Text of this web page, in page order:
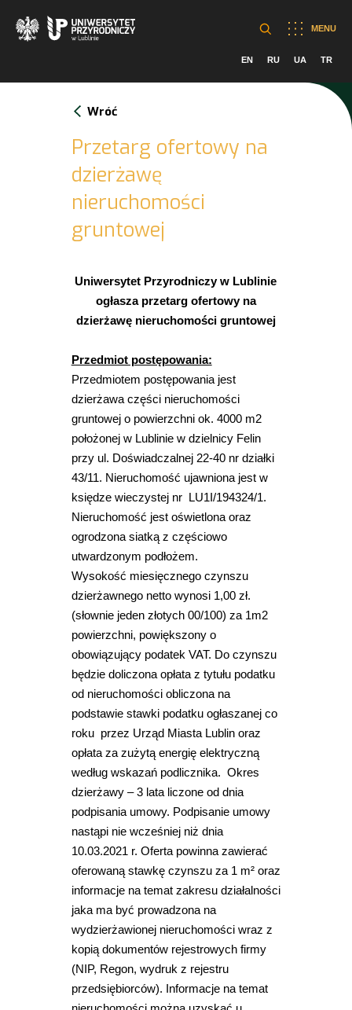
MENU
EN RU UA TR
Wróć
Przetarg ofertowy na
dzierżawę
nieruchomości
gruntowej
Uniwersytet Przyrodniczy w Lublinie
ogłasza przetarg ofertowy na
dzierżawę nieruchomości gruntowej
Przedmiot postępowania:
Przedmiotem postępowania jest
dzierżawa części nieruchomości
gruntowej o powierzchni ok. 4000 m2
położonej w Lublinie w dzielnicy Felin
przy ul. Doświadczalnej 22-40 nr działki
43/11. Nieruchomość ujawniona jest w
księdze wieczystej nr LU1I/194324/1.
Nieruchomość jest oświetlona oraz
ogrodzona siatką z częściowo
utwardzonym podłożem.
Wysokość miesięcznego czynszu
dzierżawnego netto wynosi 1,00 zł.
(słownie jeden złotych 00/100) za 1m2
powierzchni, powiększony o
obowiązujący podatek VAT. Do czynszu
będzie doliczona opłata z tytułu podatku
od nieruchomości obliczona na
podstawie stawki podatku ogłaszanej co
roku przez Urząd Miasta Lublin oraz
opłata za zużytą energię elektryczną
według wskazań podlicznika. Okres
dzierżawy – 3 lata liczone od dnia
podpisania umowy. Podpisanie umowy
nastąpi nie wcześniej niż dnia
10.03.2021 r. Oferta powinna zawierać
oferowaną stawkę czynszu za 1 m² oraz
informacje na temat zakresu działalności
jaka ma być prowadzona na
wydzierżawionej nieruchomości wraz z
kopią dokumentów rejestrowych firmy
(NIP, Regon, wydruk z rejestru
przedsiębiorców). Informacje na temat